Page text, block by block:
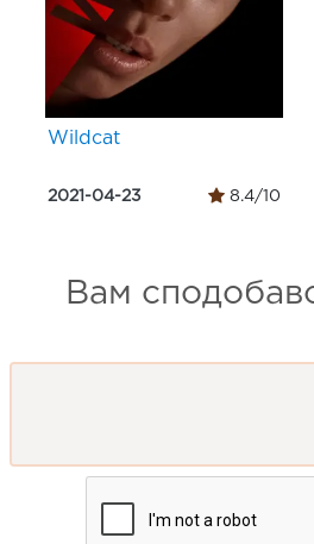
Wildcat
2021-04-23 8.4/10
Вам